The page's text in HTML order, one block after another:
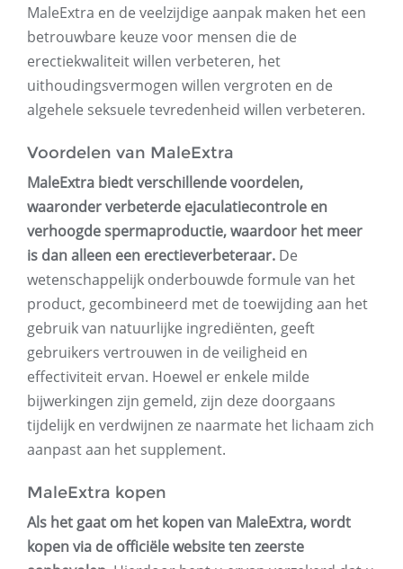
MaleExtra en de veelzijdige aanpak maken het een
betrouwbare keuze voor mensen die de
erectiekwaliteit willen verbeteren, het
uithoudingsvermogen willen vergroten en de
algehele seksuele tevredenheid willen verbeteren.
Voordelen van MaleExtra
MaleExtra biedt verschillende voordelen,
waaronder verbeterde ejaculatiecontrole en
verhoogde spermaproductie, waardoor het meer
is dan alleen een erectieverbeteraar. De
wetenschappelijk onderbouwde formule van het
product, gecombineerd met de toewijding aan het
gebruik van natuurlijke ingrediënten, geeft
gebruikers vertrouwen in de veiligheid en
effectiviteit ervan. Hoewel er enkele milde
bijwerkingen zijn gemeld, zijn deze doorgaans
tijdelijk en verdwijnen ze naarmate het lichaam zich
aanpast aan het supplement.
MaleExtra kopen
Als het gaat om het kopen van MaleExtra, wordt
kopen via de officiële website ten zeerste